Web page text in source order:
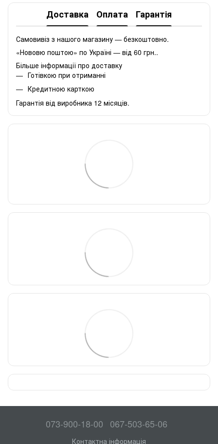
Доставка Оплата Гарантія
Самовивіз з нашого магазину — безкоштовно.
«Нововю поштою» по Україні — від 60 грн..
Більше інформації про доставку
Готівкою при отриманні
Кредитною карткою
Гарантія від виробника 12 місяців.
073-900-18-00 067-503-65-06
Контактна інформація